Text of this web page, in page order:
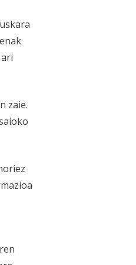
zaie.